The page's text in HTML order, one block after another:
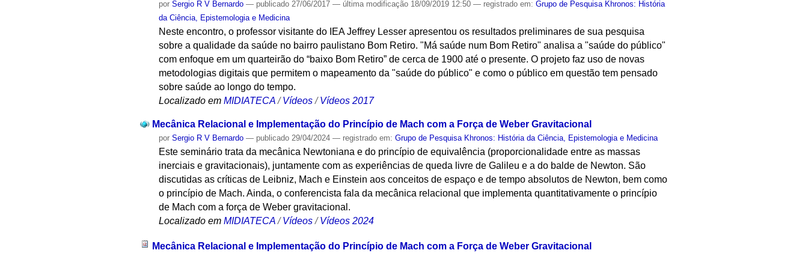
porSergio R V Bernardo — publicado 27/06/2017— última modificação 18/09/2019 12:50— registrado em:Grupo de Pesquisa Khronos: História
da Ciência, Epistemologia e Medicina
Neste encontro, o professor visitante do IEA Jeffrey Lesser apresentou os resultados preliminares de sua pesquisa
sobre a qualidade da saúde no bairro paulistano Bom Retiro. "Má saúde num Bom Retiro" analisa a "saúde do público"
com enfoque em um quarteirão do “baixo Bom Retiro” de cerca de 1900 até o presente. O projeto faz uso de novas
metodologias digitais que permitem o mapeamento da "saúde do público" e como o público em questão tem pensado
sobre saúde ao longo do tempo.
Localizado em MIDIATECA /Vídeos /Vídeos 2017
Mecânica Relacional e Implementação do Princípio de Mach com a Força de Weber Gravitacional
porSergio R V Bernardo — publicado 29/04/2024— registrado em:Grupo de Pesquisa Khronos: História da Ciência, Epistemologia e Medicina
Este seminário trata da mecânica Newtoniana e do princípio de equivalência (proporcionalidade entre as massas
inerciais e gravitacionais), juntamente com as experiências de queda livre de Galileu e a do balde de Newton. São
discutidas as críticas de Leibniz, Mach e Einstein aos conceitos de espaço e de tempo absolutos de Newton, bem como
o princípio de Mach. Ainda, o conferencista fala da mecânica relacional que implementa quantitativamente o princípio
de Mach com a força de Weber gravitacional.
Localizado em MIDIATECA /Vídeos /Vídeos 2024
Mecânica Relacional e Implementação do Princípio de Mach com a Força de Weber Gravitacional